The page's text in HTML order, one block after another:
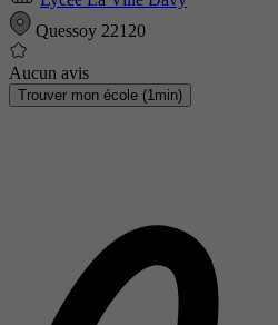
Quessoy 22120
Aucun avis
Trouver mon école (1min)